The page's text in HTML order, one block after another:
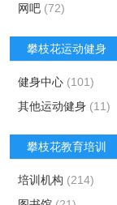
网吧 (72)
攀枝花运动健身
健身中心 (101)
其他运动健身 (11)
攀枝花教育培训
培训机构 (214)